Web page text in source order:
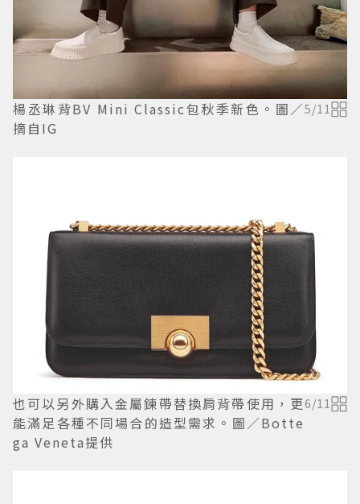
楊丞琳背BV Mini Classic包秋季新色。圖／
摘自IG
5/11
也可以另外購入金屬鍊帶替換肩背帶使用，更
能滿足各種不同場合的造型需求。圖／Botte
ga Veneta提供
6/11